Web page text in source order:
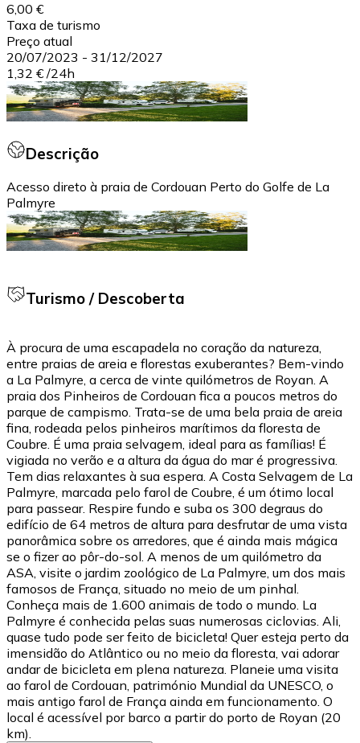
6,00 €
Taxa de turismo
Preço atual
20/07/2023 - 31/12/2027
1,32 € /24h
Descrição
Acesso direto à praia de Cordouan Perto do Golfe de La
Palmyre
Turismo / Descoberta
À procura de uma escapadela no coração da natureza,
entre praias de areia e florestas exuberantes? Bem-vindo
a La Palmyre, a cerca de vinte quilómetros de Royan. A
praia dos Pinheiros de Cordouan fica a poucos metros do
parque de campismo. Trata-se de uma bela praia de areia
fina, rodeada pelos pinheiros marítimos da floresta de
Coubre. É uma praia selvagem, ideal para as famílias! É
vigiada no verão e a altura da água do mar é progressiva.
Tem dias relaxantes à sua espera. A Costa Selvagem de La
Palmyre, marcada pelo farol de Coubre, é um ótimo local
para passear. Respire fundo e suba os 300 degraus do
edifício de 64 metros de altura para desfrutar de uma vista
panorâmica sobre os arredores, que é ainda mais mágica
se o fizer ao pôr-do-sol. A menos de um quilómetro da
ASA, visite o jardim zoológico de La Palmyre, um dos mais
famosos de França, situado no meio de um pinhal.
Conheça mais de 1.600 animais de todo o mundo. La
Palmyre é conhecida pelas suas numerosas ciclovias. Ali,
quase tudo pode ser feito de bicicleta! Quer esteja perto da
imensidão do Atlântico ou no meio da floresta, vai adorar
andar de bicicleta em plena natureza. Planeie uma visita
ao farol de Cordouan, património Mundial da UNESCO, o
mais antigo farol de França ainda em funcionamento. O
local é acessível por barco a partir do porto de Royan (20
km).